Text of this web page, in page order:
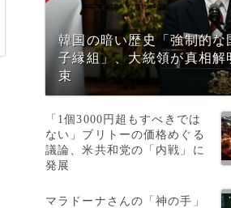
韓国の暗い歴史「強制的な
子縁組」、大統領が真相解
束
「1個3000円超もすべきでは
ない」ブリトーの価格めぐる
議論、米共和党の「内戦」に
発展
マラドーナさんの「神の手」